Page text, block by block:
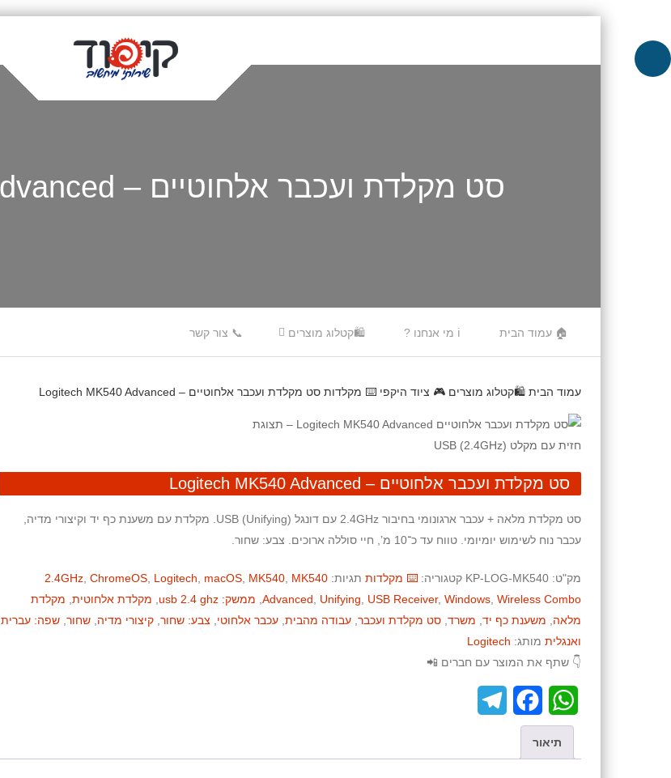
סט מקלדת ועכבר אלחוטיים – Logitech MK540 Advanced
Menu🏠 עמוד הבית
ℹ️ מי אנחנו ? 🛍️קטלוג מוצרים 📞 צור קשר
עמוד הבית 🛍️קטלוג מוצרים 🎮 ציוד היקפי ⌨️ מקלדות סט מקלדת ועכבר אלחוטיים – Logitech MK540 Advanced
סט מקלדת ועכבר אלחוטיים – Logitech MK540 Advanced
סט מקלדת מלאה + עכבר ארגונומי בחיבור ‎2.4GHz‎ עם דונגל ‎USB‎ (Unifying). מקלדת עם משענת כף יד וקיצורי מדיה,
עכבר נוח לשימוש יומיומי. טווח עד כ־10 מ’, חיי סוללה ארוכים. צבע: שחור.
מק"ט: KP-LOG-MK540 קטגוריה: ⌨️ מקלדות תגיות: 2.4GHz ChromeOS Logitech macOS MK540 MK540
Advanced
Unifying USB Receiver, Windows Wireless Combo ממשק: usb 2.4 ghz מקלדת אלחוטית מקלדת
מלאה
משענת כף יד משרד סט מקלדת ועכבר עבודה מהבית עכבר אלחוטי צבע: שחור קיצורי מדיה שחור שפה: עברית
ואנגלית מותג: Logitech
👇 שתף את המוצר עם חברים 📲
W
h
a
c
l
תיאור